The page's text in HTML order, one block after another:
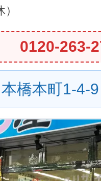
0120-263-
橋本町1-4-9